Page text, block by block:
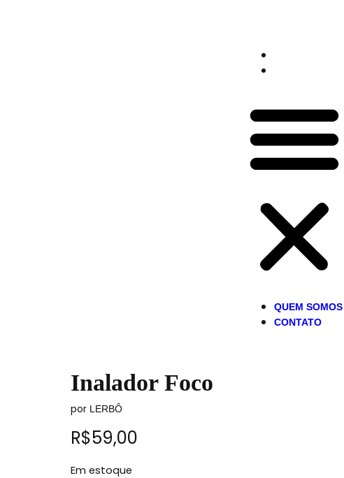
QUEM SOMOS
CONTATO
Inalador Foco
por LERBÔ
R$59,00
Em estoque